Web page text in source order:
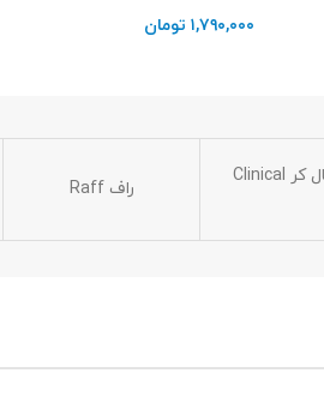
۱,۷۹۰,۰۰۰ تومان
کلینیکال کر Clinical
راف Raff